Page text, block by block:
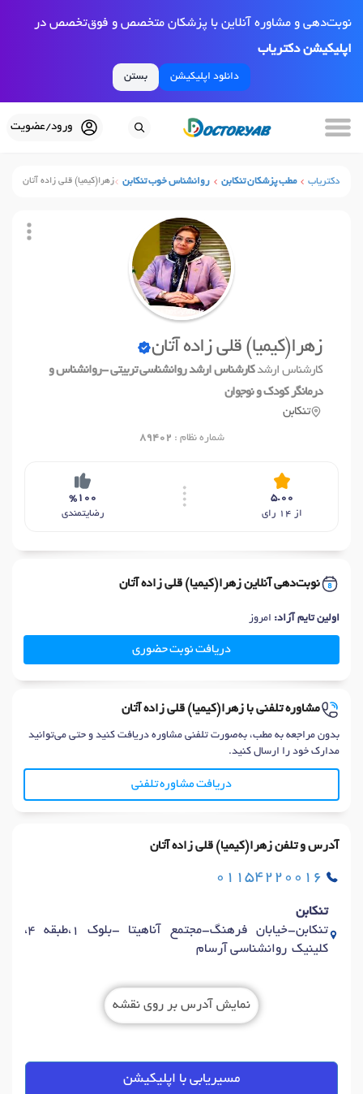
نوبت‌دهی و مشاوره آنلاین با پزشکان متخصص و فوق‌تخصص در
اپلیکیشن دکتریاب
دانلود اپلیکیشن بستن
ورود/عضویت
دکتریاب مطب پزشکان تنکابن روانشناس خوب تنکابن زهرا(کیمیا) قلی زاده آتان
زهرا(کیمیا) قلی زاده آتان
کارشناس ارشدکارشناس ارشد روانشناسی تربیتی -روانشناس و
درمانگر کودک و نوجوان
تنکابن
شماره نظام : 89402
5.00
از 14 رای
%100
رضایتمندی
نوبت‌دهی آنلاین زهرا(کیمیا) قلی زاده آتان
اولین تایم آزاد: امروز
دریافت نوبت حضوری
مشاوره تلفنی با زهرا(کیمیا) قلی زاده آتان
بدون مراجعه به مطب، به‌صورت تلفنی مشاوره دریافت کنید و حتی می‌توانید
مدارک خود را ارسال کنید.
دریافت مشاوره تلفنی
آدرس و تلفن زهرا(کیمیا) قلی زاده آتان
01154220016
تنکابن
تنکابن-خیابان فرهنگ-مجتمع آناهیتا -بلوک 1،طبقه 4،
کلینیک روانشناسی آرسام
نمایش آدرس بر روی نقشه
مسیریابی با اپلیکیشن